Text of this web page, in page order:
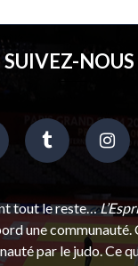
SUIVEZ-NOUS
tout le reste…
une
par le judo. Ce